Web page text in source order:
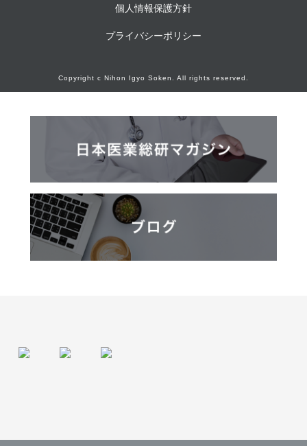
個人情報保護方針
プライバシーポリシー
Copyright c Nihon Igyo Soken. All rights reserved.